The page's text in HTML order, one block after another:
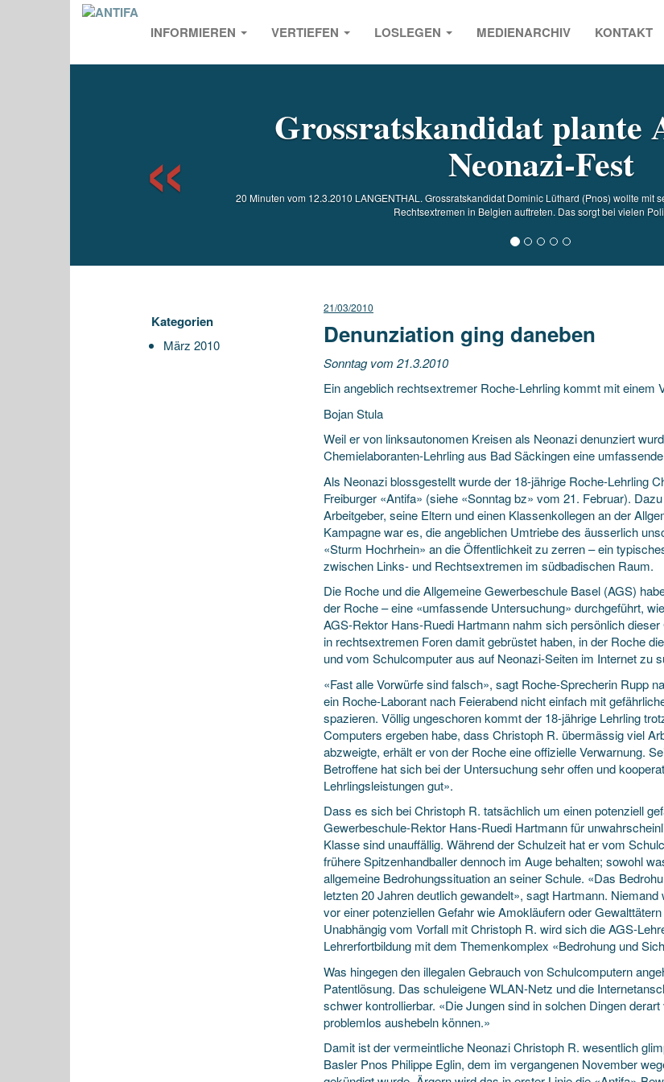
INFORMIEREN VERTIEFEN LOSLEGEN MEDIENARCHIV KONTAKT
Grossratskandidat
Neonazi-Fest
20 Minuten vom 12.3.2010 LANGENTHAL. Grossratskandidat Dominic Lüthard (Pnos) wollte mit
Rechtsextremen in Belgien auftreten. Das sorgt bei vielen
Previous
Kategorien
März 2010
21/03/2010
Denunziation ging daneben
Sonntag vom 21.3.2010
Ein angeblich rechtsextremer Roche-Lehrling kommt mit einem
Bojan Stula
Weil er von linksautonomen Kreisen als Neonazi denunziert
Chemielaboranten-Lehrling aus Bad Säckingen eine
Als Neonazi blossgestellt wurde der 18-jährige Roche-Lehrling
Freiburger «Antifa» (siehe «Sonntag bz» vom 21. Februar).
Arbeitgeber, seine Eltern und einen Klassenkollegen an der
Kampagne war es, die angeblichen Umtriebe des äusserlich
«Sturm Hochrhein» an die Öffentlichkeit zu zerren – ein
zwischen Links- und Rechtsextremen im südbadischen Raum.
Die Roche und die Allgemeine Gewerbeschule Basel (AGS)
der Roche – eine «umfassende Untersuchung» durchgeführt,
AGS-Rektor Hans-Ruedi Hartmann nahm sich persönlich
in rechtsextremen Foren damit gebrüstet haben, in der Roche
und vom Schulcomputer aus auf Neonazi-Seiten im Internet zu
«Fast alle Vorwürfe sind falsch», sagt Roche-Sprecherin Rupp
ein Roche-Laborant nach Feierabend nicht einfach mit
spazieren. Völlig ungeschoren kommt der 18-jährige Lehrling
Computers ergeben habe, dass Christoph R. übermässig viel
abzweigte, erhält er von der Roche eine offizielle Verwarnung.
Betroffene hat sich bei der Untersuchung sehr offen und
Lehrlingsleistungen gut».
Dass es sich bei Christoph R. tatsächlich um einen potenziell
Gewerbeschule-Rektor Hans-Ruedi Hartmann für
Klasse sind unauffällig. Während der Schulzeit hat er vom
frühere Spitzenhandballer dennoch im Auge behalten; sowohl
allgemeine Bedrohungssituation an seiner Schule. «Das
letzten 20 Jahren deutlich gewandelt», sagt Hartmann.
vor einer potenziellen Gefahr wie Amokläufern oder
Unabhängig vom Vorfall mit Christoph R. wird sich die AGS-
Lehrerfortbildung mit dem Themenkomplex «Bedrohung und
Was hingegen den illegalen Gebrauch von Schulcomputern
Patentlösung. Das schuleigene WLAN-Netz und die
schwer kontrollierbar. «Die Jungen sind in solchen Dingen
problemlos aushebeln können.»
Damit ist der vermeintliche Neonazi Christoph R. wesentlich
Basler Pnos Philippe Eglin, dem im vergangenen November